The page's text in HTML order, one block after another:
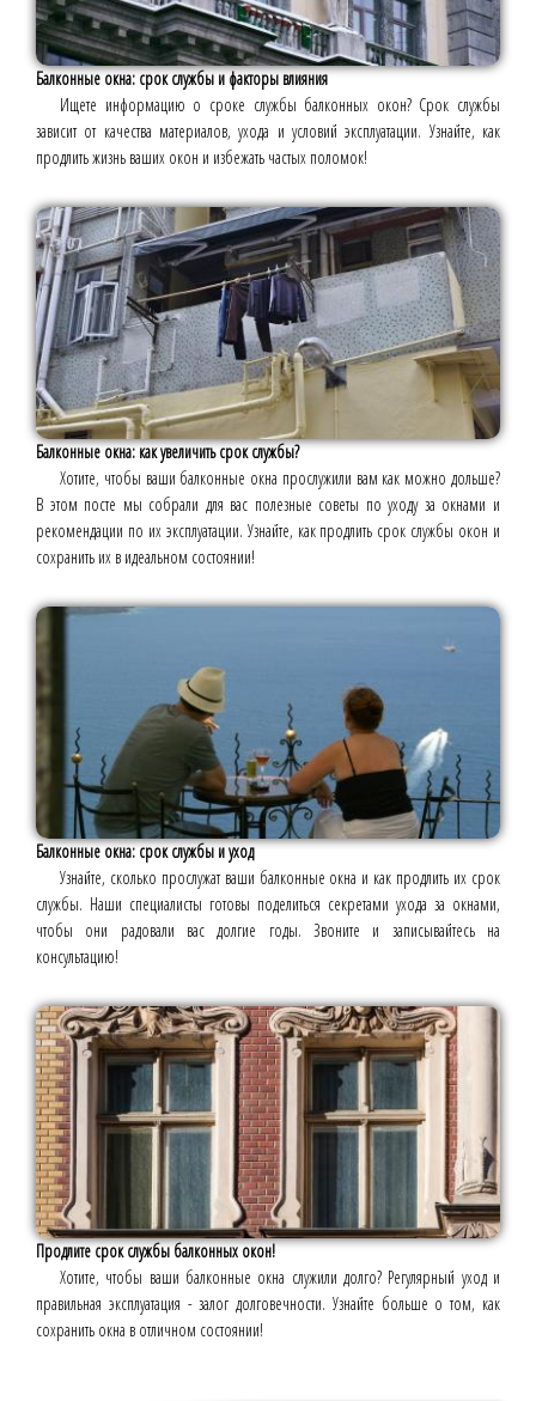
Балконные окна: срок службы и факторы влияния
Ищете информацию о сроке службы балконных окон? Срок службы
зависит от качества материалов, ухода и условий эксплуатации. Узнайте, как
продлить жизнь ваших окон и избежать частых поломок!
Балконные окна: как увеличить срок службы?
Хотите, чтобы ваши балконные окна прослужили вам как можно дольше?
В этом посте мы собрали для вас полезные советы по уходу за окнами и
рекомендации по их эксплуатации. Узнайте, как продлить срок службы окон и
сохранить их в идеальном состоянии!
Балконные окна: срок службы и уход
Узнайте, сколько прослужат ваши балконные окна и как продлить их срок
службы. Наши специалисты готовы поделиться секретами ухода за окнами,
чтобы они радовали вас долгие годы. Звоните и записывайтесь на
консультацию!
Продлите срок службы балконных окон!
Хотите, чтобы ваши балконные окна служили долго? Регулярный уход и
правильная эксплуатация - залог долговечности. Узнайте больше о том, как
сохранить окна в отличном состоянии!